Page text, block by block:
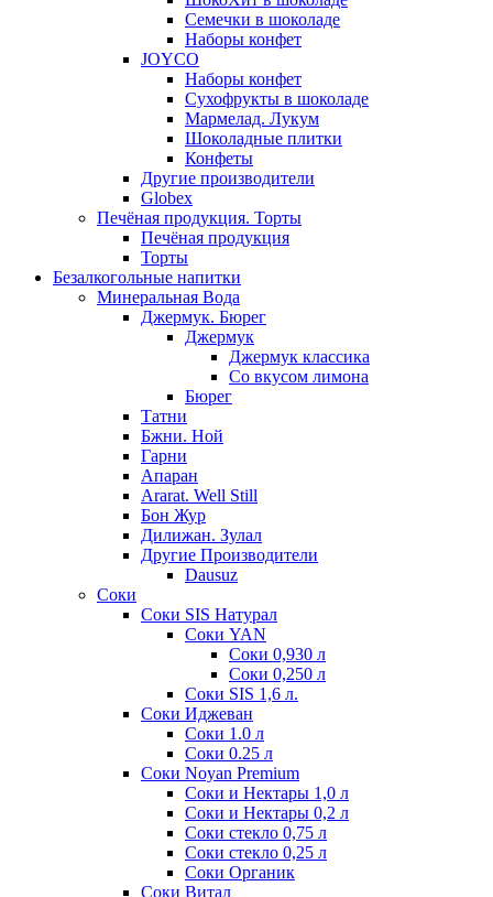
Семечки в шоколаде
Наборы конфет
JOYCO
Наборы конфет
Сухофрукты в шоколаде
Мармелад. Лукум
Шоколадные плитки
Конфеты
Другие производители
Globex
Печёная продукция. Торты
Печёная продукция
Торты
Безалкогольные напитки
Минеральная Вода
Джермук. Бюрег
Джермук
Джермук классика
Со вкусом лимона
Бюрег
Татни
Бжни. Ной
Гарни
Апаран
Ararat. Well Still
Бон Жур
Дилижан. Зулал
Другие Производители
Dausuz
Соки
Соки SIS Натурал
Соки YAN
Соки 0,930 л
Соки 0,250 л
Соки SIS 1,6 л.
Соки Иджеван
Соки 1.0 л
Соки 0.25 л
Соки Noyan Premium
Соки и Нектары 1,0 л
Соки и Нектары 0,2 л
Соки стекло 0,75 л
Соки стекло 0,25 л
Соки Органик
Соки Витал